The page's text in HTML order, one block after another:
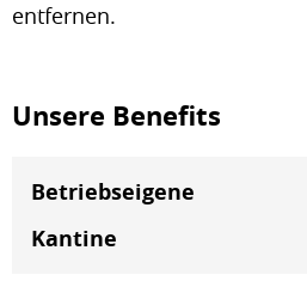
entfernen.
Unsere Benefits
Betriebseigene
Kantine